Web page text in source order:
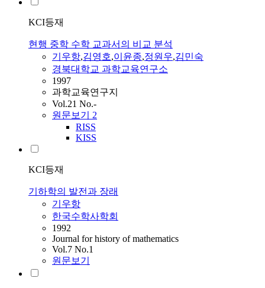
KCI등재
현행 중학 수학 교과서의 비교 분석
기우항,김영호,이윤종,정원우,김민숙
경북대학교 과학교육연구소
1997
과학교육연구지
Vol.21 No.-
원문보기 2
RISS
KISS
KCI등재
기하학의 발전과 장래
기우항
한국수학사학회
1992
Journal for history of mathematics
Vol.7 No.1
원문보기